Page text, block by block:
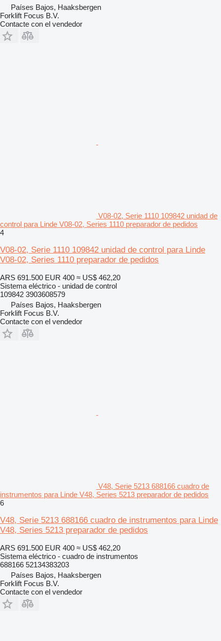
Países Bajos, Haaksbergen
Forklift Focus B.V.
Contacte con el vendedor
V08-02, Serie 1110 109842 unidad de
control para Linde V08-02, Series 1110 preparador de pedidos
4
V08-02, Serie 1110 109842 unidad de control para Linde
V08-02, Series 1110 preparador de pedidos
ARS 691.500 EUR 400 ≈ US$ 462,20
Sistema eléctrico - unidad de control
109842 3903608579
Países Bajos, Haaksbergen
Forklift Focus B.V.
Contacte con el vendedor
V48, Serie 5213 688166 cuadro de
instrumentos para Linde V48, Series 5213 preparador de pedidos
6
V48, Serie 5213 688166 cuadro de instrumentos para Linde
V48, Series 5213 preparador de pedidos
ARS 691.500 EUR 400 ≈ US$ 462,20
Sistema eléctrico - cuadro de instrumentos
688166 52134383203
Países Bajos, Haaksbergen
Forklift Focus B.V.
Contacte con el vendedor